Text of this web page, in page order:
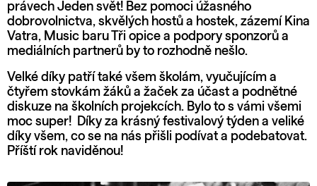
právech Jeden svět! Bez pomoci úžasného
dobrovolnictva, skvělých hostů a hostek, zázemí Kina
Vatra, Music baru Tři opice a podpory sponzorů a
mediálních partnerů by to rozhodně nešlo.
Velké díky patří také všem školám, vyučujícím a
čtyřem stovkám žáků a žaček za účast a podnětné
diskuze na školních projekcích. Bylo to s vámi všemi
moc super! Díky za krásný festivalový týden a veliké
díky všem, co se na nás přišli podívat a podebatovat.
Příští rok naviděnou!